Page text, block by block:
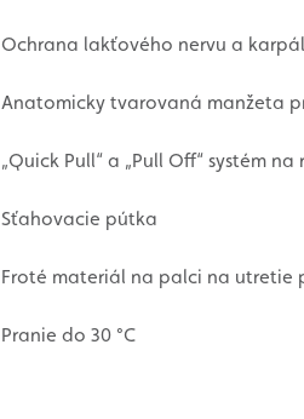
Ochrana lakťového nervu a
Anatomicky tvarovaná manžeta
„Quick Pull“ a „Pull Off“ systém
Sťahovacie pútka
Froté materiál na palci na utretie
Pranie do 30 °C